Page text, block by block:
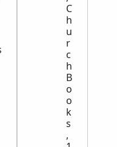
C
h
u
r
c
h
B
o
o
k
s
,